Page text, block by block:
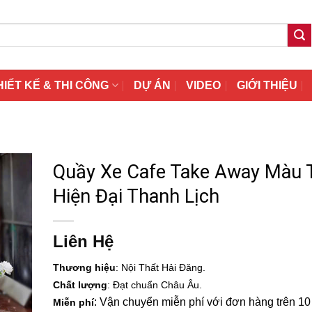
KẾ & THI CÔNG DỰ ÁN VIDEO GIỚI THIỆU
Quầy Xe Cafe Take Away Màu
Hiện Đại Thanh Lịch
Liên Hệ
Thương hiệu: Nội Thất Hải Đăng.
Chất lượng: Đạt chuẩn Châu Âu.
Miễn phí: Vận chuyển miễn phí với đơn hàng trên 10